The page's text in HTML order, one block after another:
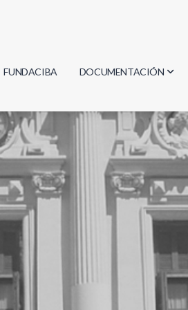
FUNDACIBA DOCUMENTACIÓN
Actas
Reglamentos
Documentos